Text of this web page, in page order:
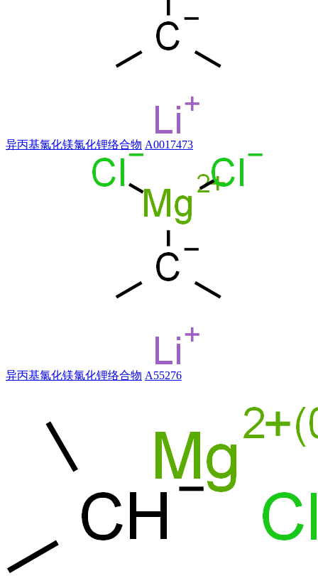
异丙基氯化镁氯化锂络合物 A0017473
异丙基氯化镁氯化锂络合物 A55276